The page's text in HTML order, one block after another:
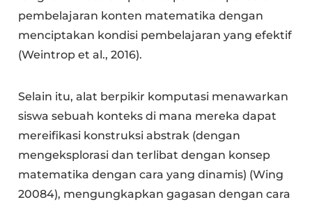
pembelajaran konten matematika dengan
menciptakan kondisi pembelajaran yang efektif
(Weintrop et al., 2016).
Selain itu, alat berpikir komputasi menawarkan
siswa sebuah konteks di mana mereka dapat
mereifikasi konstruksi abstrak (dengan
mengeksplorasi dan terlibat dengan konsep
matematika dengan cara yang dinamis) (Wing
20084), mengungkapkan gagasan dengan cara